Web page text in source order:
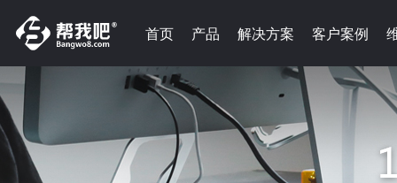
首页 产品 解决方案 客户案例
首页 产品 解决方案 客户案例